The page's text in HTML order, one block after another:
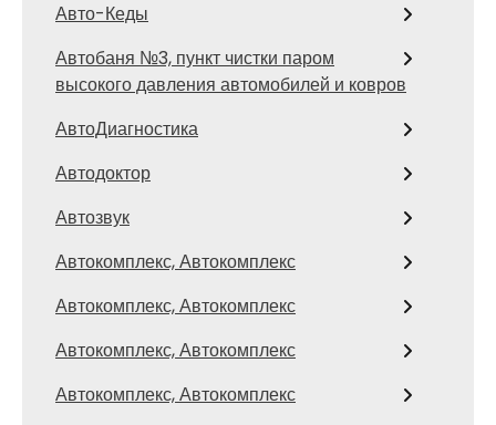
Авто-Кеды
Автобаня №3, пункт чистки паром
высокого давления автомобилей и ковров
АвтоДиагностика
Автодоктор
Автозвук
Автокомплекс, Автокомплекс
Автокомплекс, Автокомплекс
Автокомплекс, Автокомплекс
Автокомплекс, Автокомплекс